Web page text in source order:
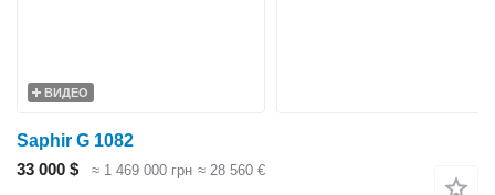
ВИДЕО
Saphir G 1082
33 000 $
≈ 1 469 000 грн ≈ 28 560 €